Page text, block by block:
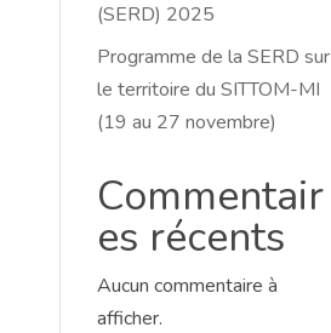
(SERD) 2025
Programme de la SERD sur
le territoire du SITTOM-MI
(19 au 27 novembre)
Commentair
es récents
Aucun commentaire à
afficher.